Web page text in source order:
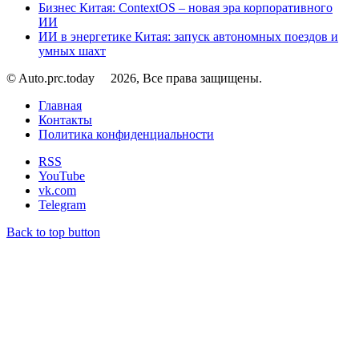
Бизнес Китая: ContextOS – новая эра корпоративного
ИИ
ИИ в энергетике Китая: запуск автономных поездов и
умных шахт
© Auto.prc.today
2026, Все права защищены.
Главная
Контакты
Политика конфиденциальности
RSS
YouTube
vk.com
Telegram
Back to top button